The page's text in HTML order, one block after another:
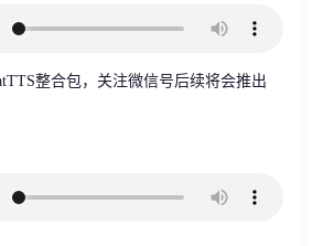
整合包，关注微信号后续将会推出